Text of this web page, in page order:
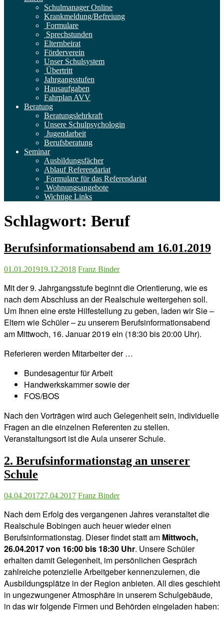
Schulmanager Online
Krankmeldung/Befreiung
Formulare
Sprechstunden
Elternbeirat
Förderverein
Unser Schulsystem
Übertritt
Jahrgangsstufen
Hausaufgaben
Fahrplan AVV
Beratung
Beratungslehrkraft
Unsere Schulpsychologin
Jugendarbeit
Berufsberatung
Seminar
Ausbildungsfächer
Ablauf Referendariat
Formulare für das Referendariat
Wohnungsangebote
Wichtige Links
Schlagwort: Beruf
Berufsinformationsabend am 16.01.2019
01.01.201919.12.2018 Franz Binder
Mit der 9. Jahrgangsstufe beginnt die Orientierung, wie es
nach dem Abschluss an der Realschule weitergehen soll.
Um Ihnen eine erste Hilfestellung zu geben, laden wir Sie –
Eltern wie Schüler – zu unserem Berufsinformationsabend
am Mittwoch, 16. Januar 2019 ein (18:30 bis 20:00 Uhr).
Referieren werden Mitarbeiter der …
Bundesagentur für Arbeit
Handwerkskammer sowie der
FOS/BOS
Nach den Vorträgen wird auch Gelegenheit sein, individuelle
Fragen an die einzelnen Referenten zu stellen.
Veranstaltungsort ist die Aula unserer Schule.
2. Berufsinformationstag an unserer
Schule
04.04.201727.04.2017 Franz Binder
Nach dem Erfolg des vergangenen Jahres veranstaltet die
Realschule Bobingen auch heuer wieder einen
Berufsinformationstag. Dieser findet statt am Mittwoch,
26.04.2017 von 16:00 bis 18:30 Uhr. Unsere Schüler
erhalten damit Gelegenheit, im persönlichen Gespräch
zahlreiche potenzielle Arbeitgeber kennenzulernen, die
Ausbildungsplätze in der Region anbieten. All dies geschieht
in ungezwungener Atmosphäre in unserem Schulgebäude,
in das wir folgende Firmen und Behörden eingeladen haben: